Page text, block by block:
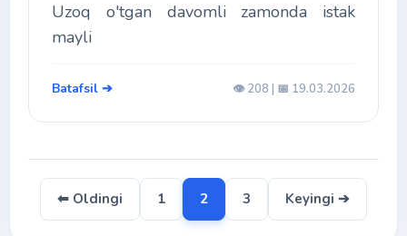
Uzoq o'tgan davomli zamonda istak
mayli
Batafsil ➔ 👁️ 208 | 📅 19.03.2026
⬅ Oldingi 1 2 3 Keyingi ➔